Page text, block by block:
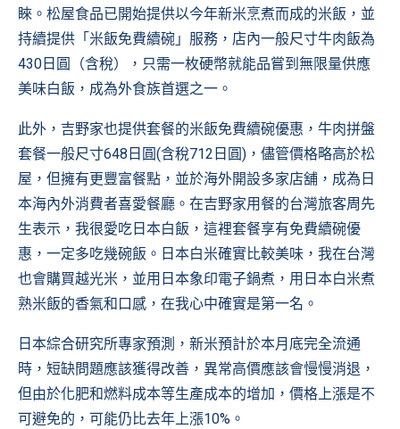
睞。松屋食品已開始提供以今年新米烹煮而成的米飯，並
持續提供「米飯免費續碗」服務，店內一般尺寸牛肉飯為
430日圓（含稅），只需一枚硬幣就能品嘗到無限量供應
美味白飯，成為外食族首選之一。
此外，吉野家也提供套餐的米飯免費續碗優惠，牛肉拼盤
套餐一般尺寸648日圓(含稅712日圓)，儘管價格略高於松
屋，但擁有更豐富餐點，並於海外開設多家店舖，成為日
本海內外消費者喜愛餐廳。在吉野家用餐的台灣旅客周先
生表示，我很愛吃日本白飯，這裡套餐享有免費續碗優
惠，一定多吃幾碗飯。日本白米確實比較美味，我在台灣
也會購買越光米，並用日本象印電子鍋煮，用日本白米煮
熟米飯的香氣和口感，在我心中確實是第一名。
日本綜合研究所專家預測，新米預計於本月底完全流通
時，短缺問題應該獲得改善，異常高價應該會慢慢消退，
但由於化肥和燃料成本等生產成本的增加，價格上漲是不
可避免的，可能仍比去年上漲10%。